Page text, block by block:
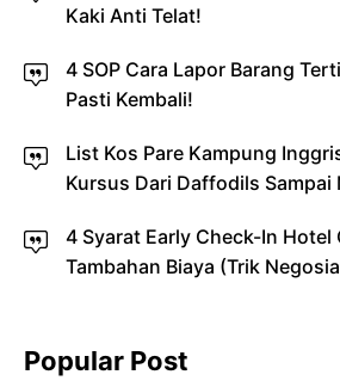
Kaki Anti Telat!
4 SOP Cara Lapor Barang
Pasti Kembali!
List Kos Pare Kampung
Kursus Dari Daffodils Sampai
4 Syarat Early Check-In Hotel
Tambahan Biaya (Trik
Popular Post